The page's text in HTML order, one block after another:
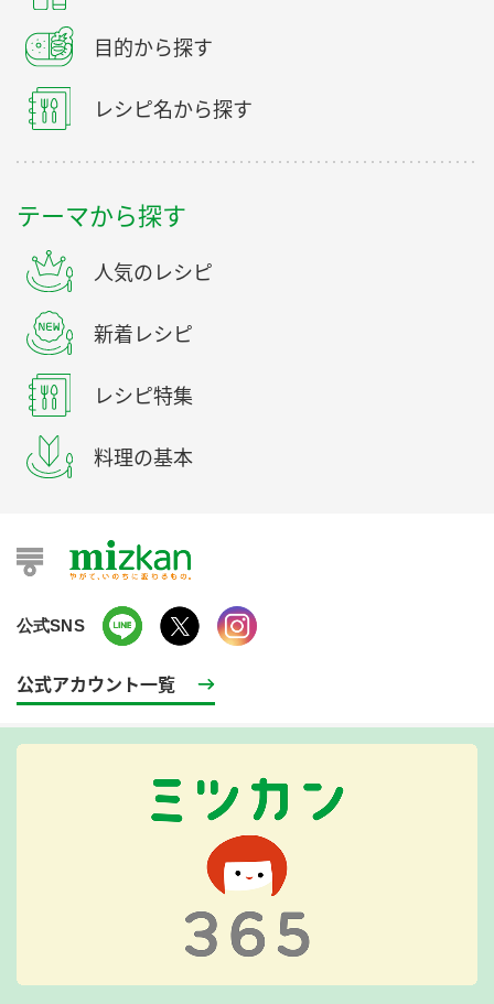
目的から探す
レシピ名から探す
テーマから探す
人気のレシピ
新着レシピ
レシピ特集
料理の基本
公式SNS
公式アカウント一覧